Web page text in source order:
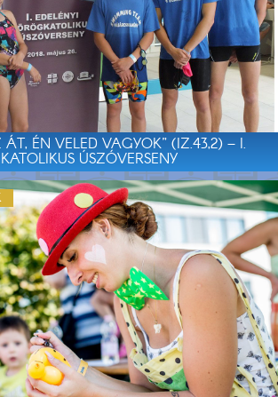
ÁT, ÉN VELED VAGYOK” (IZ.43,2) – I.
ÚSZÓVERSENY